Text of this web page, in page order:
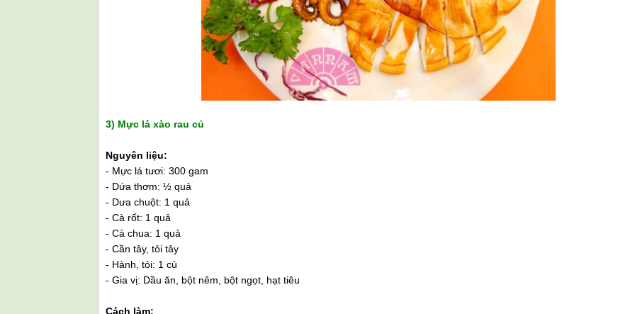
3) Mực lá xào rau củ
Nguyên liệu:
- Mực lá tươi: 300 gam
- Dứa thơm: ½ quả
- Dưa chuột: 1 quả
- Cà rốt: 1 quả
- Cà chua: 1 quả
- Cần tây, tỏi tây
- Hành, tỏi: 1 củ
- Gia vị: Dầu ăn, bột nêm, bột ngọt, hạt tiêu
Cách làm: